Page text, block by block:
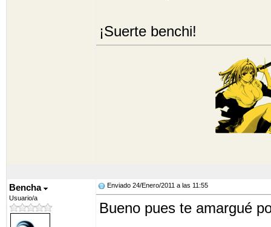
¡Suerte benchi!
Bencha
Usuario/a
Enviado 24/Enero/2011 a las 11:55
Bueno pues te amargué